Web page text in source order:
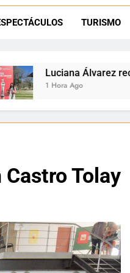
prepara una granTURISMO
recibió el Premio San
Tolay